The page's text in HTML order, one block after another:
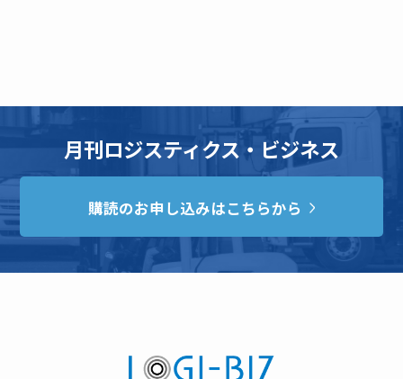
月刊ロジスティクス・ビジネス
購読のお申し込みはこちらから